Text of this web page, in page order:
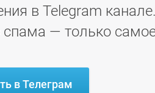
в Telegram канале.
спама — только
в Телеграм